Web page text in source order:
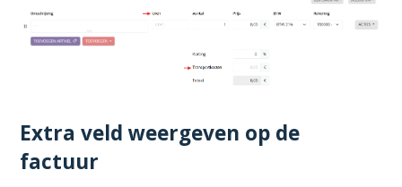
Extra veld weergeven op de
factuur